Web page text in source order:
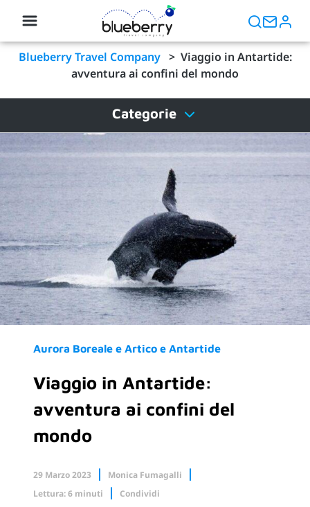
Blueberry Travel Company> Viaggio in Antartide:
avventura ai confini del mondo
Categorie
Aurora Boreale e Artico e Antartide
Viaggio in Antartide:
avventura ai confini del
mondo
29 Marzo 2023
Monica Fumagalli
Lettura: 6 minuti
Condividi